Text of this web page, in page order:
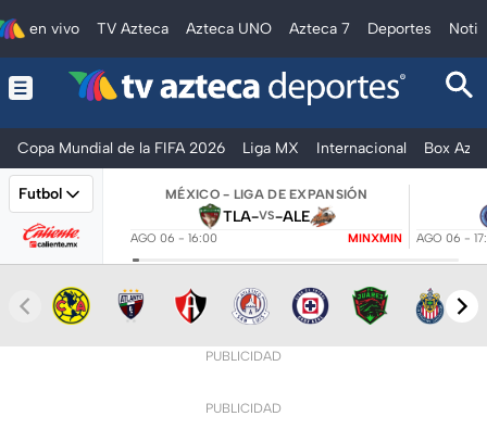
en vivo TV Azteca Azteca UNO Azteca 7 Deportes
Copa Mundial de la FIFA 2026 Liga MX Internacional Box
Futbol MÉXICO - LIGA DE EXPANSIÓN
TLA-VS-ALE
AGO 06 - 16:00 MINXMIN AGO 06 -
PUBLICIDAD
PUBLICIDAD